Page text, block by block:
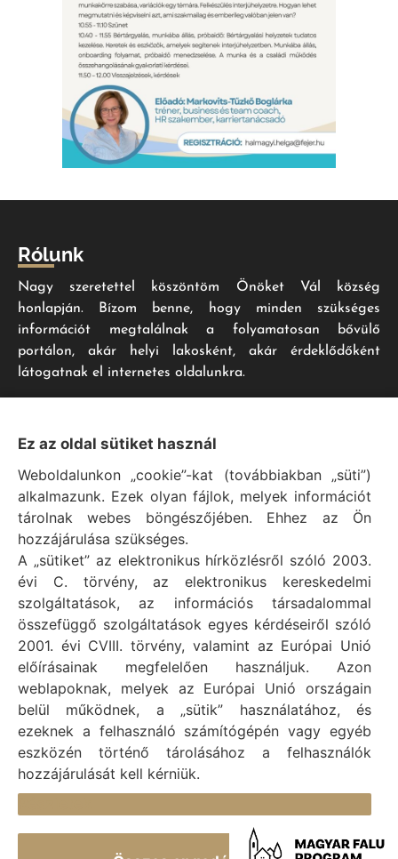
Rólunk
Nagy szeretettel köszöntöm Önöket Vál község
honlapján. Bízom benne, hogy minden szükséges
információt megtalálnak a folyamatosan bővülő
portálon, akár helyi lakosként, akár érdeklődőként
látogatnak el internetes oldalunkra.
Impresszum
Vál Község Önkormányzat hivatalos honlapja
Vál Község Önkormányzat © 1996 - 2020
Adószám: 15727079-2-07
Adatvédelmi tájékoztató
Felelős: Bechtold Tamás polgármester
Cím: H-2473 Vál, Vajda János utca 2.
Telefon: +36 (22) 353-411
E-mail: polgarmester@val.hu
Elérhetőségek
+36 (22) 353-411
titkarsag@val.hu
Ez az oldal sütiket használ
Weboldalunkon „cookie”-kat (továbbiakban „süti”)
alkalmazunk. Ezek olyan fájlok, melyek információt
tárolnak webes böngészőjében. Ehhez az Ön
hozzájárulása szükséges.
A „sütiket” az elektronikus hírközlésről szóló 2003.
évi C. törvény, az elektronikus kereskedelmi
szolgáltatások, az információs társadalommal
összefüggő szolgáltatások egyes kérdéseiről szóló
2001. évi CVIII. törvény, valamint az Európai Unió
előírásainak megfelelően használjuk. Azon
weblapoknak, melyek az Európai Unió országain
belül működnek, a „sütik” használatához, és
ezeknek a felhasználó számítógépén vagy egyéb
eszközén történő tárolásához a felhasználók
hozzájárulását kell kérniük.